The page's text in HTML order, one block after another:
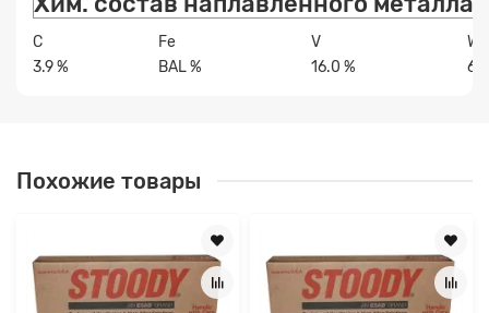
C Fe V
W
3.9 %
BAL % 16.0 %
Похожие товары